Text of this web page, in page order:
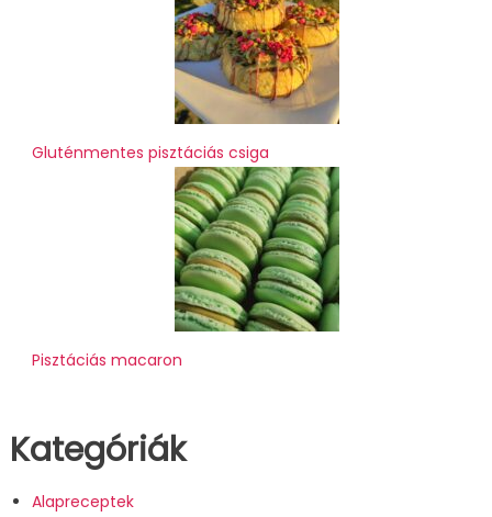
Gluténmentes pisztáciás csiga
Pisztáciás macaron
Kategóriák
Alapreceptek